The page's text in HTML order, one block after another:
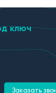
ключ
Заказать